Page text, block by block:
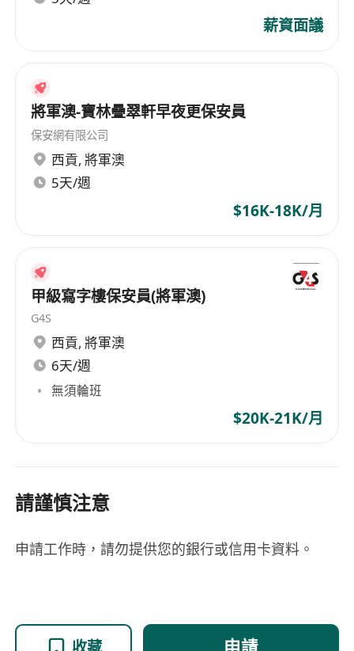
薪資面議
將軍澳-寶林疊翠軒早夜更保安員
保安網有限公司
西貢, 將軍澳
5天/週
$16K-18K/月
甲級寫字樓保安員(將軍澳)
G4S
西貢, 將軍澳
6天/週
無須輪班
$20K-21K/月
請謹慎注意
申請工作時，請勿提供您的銀行或信用卡資料。
申請